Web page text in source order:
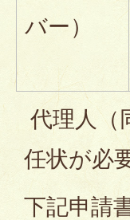
バー）
代理人（
任状が必
下記申請